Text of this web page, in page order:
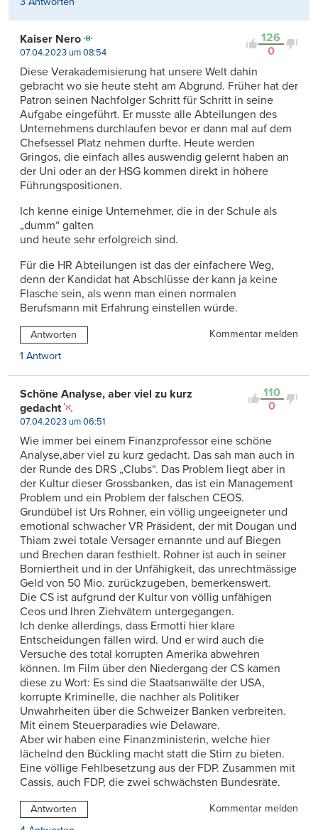
126
0
Kaiser Nero
07.04.2023 um 08:54
Diese Verakademisierung hat unsere Welt dahin
gebracht wo sie heute steht am Abgrund. Früher hat der
Patron seinen Nachfolger Schritt für Schritt in seine
Aufgabe eingeführt. Er musste alle Abteilungen des
Unternehmens durchlaufen bevor er dann mal auf dem
Chefsessel Platz nehmen durfte. Heute werden
Gringos, die einfach alles auswendig gelernt haben an
der Uni oder an der HSG kommen direkt in höhere
Führungspositionen.
Ich kenne einige Unternehmer, die in der Schule als
„dumm“ galten
und heute sehr erfolgreich sind.
Für die HR Abteilungen ist das der einfachere Weg,
denn der Kandidat hat Abschlüsse der kann ja keine
Flasche sein, als wenn man einen normalen
Berufsmann mit Erfahrung einstellen würde.
Antworten
Kommentar melden
1 Antwort
110
0
Schöne Analyse, aber viel zu kurz
gedacht
07.04.2023 um 06:51
Wie immer bei einem Finanzprofessor eine schöne
Analyse,aber viel zu kurz gedacht. Das sah man auch in
der Runde des DRS „Clubs“. Das Problem liegt aber in
der Kultur dieser Grossbanken, das ist ein Management
Problem und ein Problem der falschen CEOS.
Grundübel ist Urs Rohner, ein völlig ungeeigneter und
emotional schwacher VR Präsident, der mit Dougan und
Thiam zwei totale Versager ernannte und auf Biegen
und Brechen daran festhielt. Rohner ist auch in seiner
Borniertheit und in der Unfähigkeit, das unrechtmässige
Geld von 50 Mio. zurückzugeben, bemerkenswert.
Die CS ist aufgrund der Kultur von völlig unfähigen
Ceos und Ihren Ziehvätern untergegangen.
Ich denke allerdings, dass Ermotti hier klare
Entscheidungen fällen wird. Und er wird auch die
Versuche des total korrupten Amerika abwehren
können. Im Film über den Niedergang der CS kamen
diese zu Wort: Es sind die Staatsanwälte der USA,
korrupte Kriminelle, die nachher als Politiker
Unwahrheiten über die Schweizer Banken verbreiten.
Mit einem Steuerparadies wie Delaware.
Aber wir haben eine Finanzministerin, welche hier
lächelnd den Bückling macht statt die Stirn zu bieten.
Eine völlige Fehlbesetzung aus der FDP. Zusammen mit
Cassis, auch FDP, die zwei schwächsten Bundesräte.
Antworten
Kommentar melden